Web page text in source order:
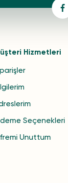
Hizmetleri
Seçenekleri
Unuttum